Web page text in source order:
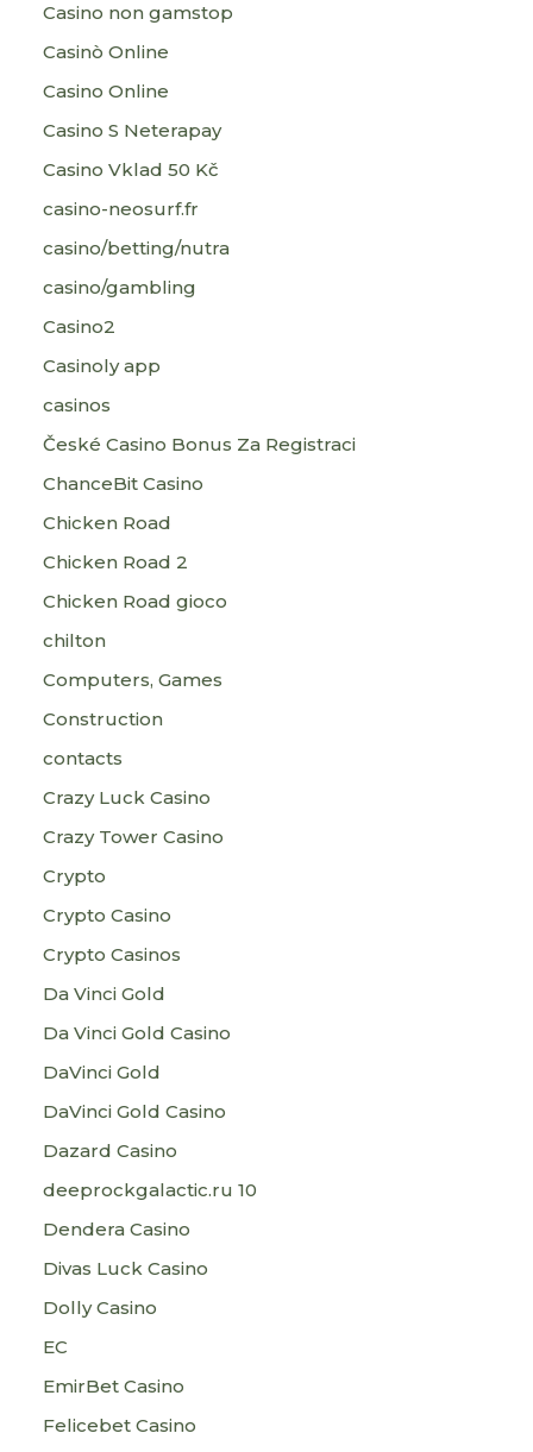
Casino non gamstop
Casinò Online
Casino Online
Casino S Neterapay
Casino Vklad 50 Kč
casino-neosurf.fr
casino/betting/nutra
casino/gambling
Casino2
Casinoly app
casinos
České Casino Bonus Za Registraci
ChanceBit Casino
Chicken Road
Chicken Road 2
Chicken Road gioco
chilton
Computers, Games
Construction
contacts
Crazy Luck Casino
Crazy Tower Сasino
Crypto
Crypto Casino
Crypto Casinos
Da Vinci Gold
Da Vinci Gold Casino
DaVinci Gold
DaVinci Gold Casino
Dazard Casino
deeprockgalactic.ru 10
Dendera Casino
Divas Luck Casino
Dolly Casino
EC
EmirBet Casino
Felicebet Casino